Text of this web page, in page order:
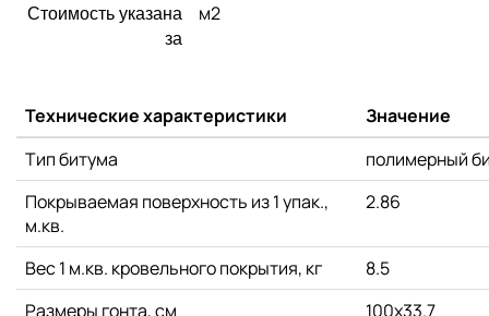
Стоимость указана
за
м2
Технические характеристики
Значение
Тип битума
полимерный
Покрываемая поверхность из 1 упак.,
м.кв.
2.86
Вес 1 м.кв. кровельного покрытия, кг
8.5
Размеры гонта, см
100x33.7